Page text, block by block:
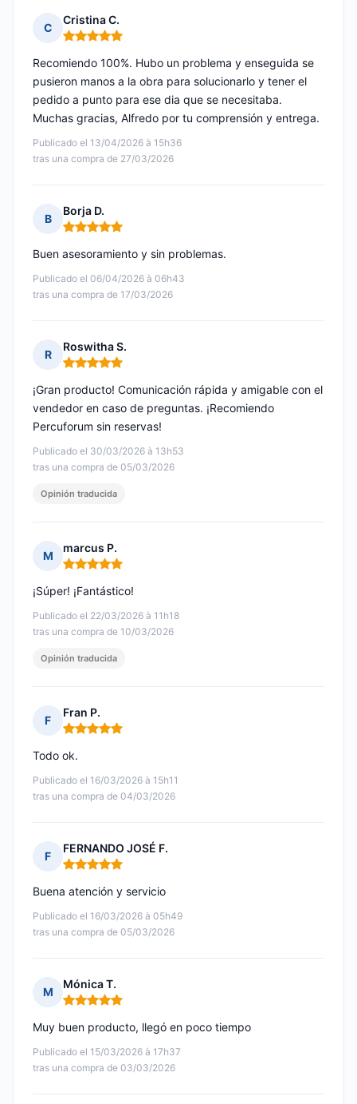
C
Cristina C.
Nota: 5 de 5
Publicado el 13/04/2026 à 15h36
tras una compra de 27/03/2026
Recomiendo 100%. Hubo un problema y enseguida se
pusieron manos a la obra para solucionarlo y tener el
pedido a punto para ese dia que se necesitaba.
Muchas gracias, Alfredo por tu comprensión y entrega.
B
Borja D.
Nota: 5 de 5
Publicado el 06/04/2026 à 06h43
tras una compra de 17/03/2026
Buen asesoramiento y sin problemas.
R
Roswitha S.
Nota: 5 de 5
Publicado el 30/03/2026 à 13h53
tras una compra de 05/03/2026
¡Gran producto! Comunicación rápida y amigable con el
vendedor en caso de preguntas. ¡Recomiendo
Percuforum sin reservas!
Opinión traducida
M
marcus P.
Nota: 5 de 5
Publicado el 22/03/2026 à 11h18
tras una compra de 10/03/2026
¡Súper! ¡Fantástico!
Opinión traducida
F
Fran P.
Nota: 5 de 5
Publicado el 16/03/2026 à 15h11
tras una compra de 04/03/2026
Todo ok.
F
FERNANDO JOSÉ F.
Nota: 5 de 5
Publicado el 16/03/2026 à 05h49
tras una compra de 05/03/2026
Buena atención y servicio
M
Mónica T.
Nota: 5 de 5
Publicado el 15/03/2026 à 17h37
tras una compra de 03/03/2026
Muy buen producto, llegó en poco tiempo